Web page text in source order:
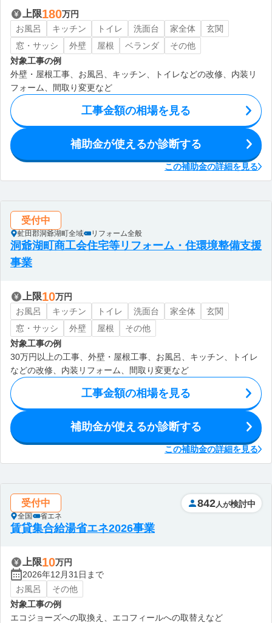
上限180万円
お風呂
キッチン トイレ 洗面台 家全体
玄関
窓・サッシ
外壁 屋根 ベランダ
その他
対象工事の例
外壁・屋根工事、お風呂、キッチン、トイレなどの改修、内装リ
フォーム、間取り変更など
工事金額の相場を見る
補助金が使えるか診断する
この補助金の詳細を見る
受付中
虻田郡洞爺湖町全域 リフォーム全般
洞爺湖町商工会住宅等リフォーム・住環境整備支援
事業
上限10万円
お風呂
キッチン トイレ 洗面台 家全体
玄関
窓・サッシ
外壁 屋根
その他
対象工事の例
30万円以上の工事、外壁・屋根工事、お風呂、キッチン、トイレ
などの改修、内装リフォーム、間取り変更など
工事金額の相場を見る
補助金が使えるか診断する
この補助金の詳細を見る
受付中
全国 省エネ
842 人が検討中
賃貸集合給湯省エネ2026事業
上限10万円
2026年12月31日まで
お風呂
その他
対象工事の例
エコジョーズへの取換え、エコフィールへの取替えなど